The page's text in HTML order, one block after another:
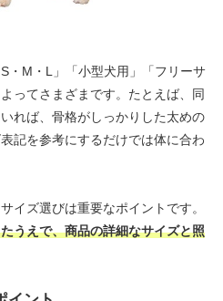
・M・L」「小型犬用」「フリーサ
ってさまざまです。たとえば、同
れば、骨格がしっかりした太めの
記を参考にするだけでは体に合わ
イズ選びは重要なポイントです。
うえで、商品の詳細なサイズと照